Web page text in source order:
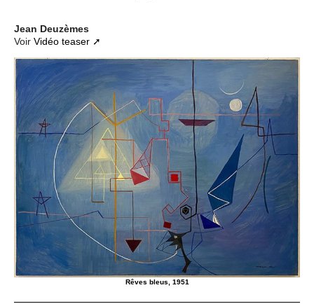
Jean Deuzèmes
Voir Vidéo teaser
Rêves bleus, 1951